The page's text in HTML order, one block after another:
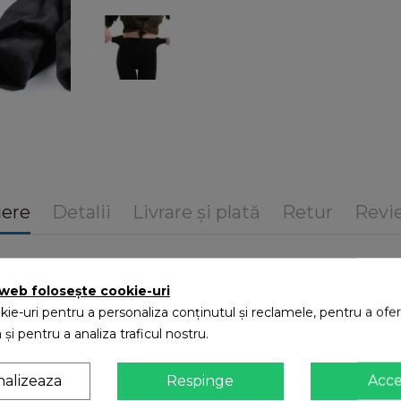
Detalii Livrare și plată Retur
lungesc picioarele si te fac sa pari mai slaba, punandu-te in
cu cativa ani, s-au instalat confortabil in viata si garderba
folosește cookie-uri
uri pentru a personaliza conținutul și reclamele, pentru a
și pentru a analiza traficul nostru.
Respinge